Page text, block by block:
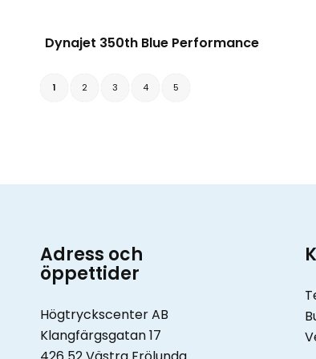
Dynajet 350th Blue Performance
1 2 3 4 5
Adress och
öppettider
Högtryckscenter AB
Klangfärgsgatan 17